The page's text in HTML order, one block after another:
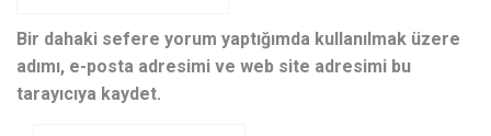
Bir dahaki sefere yorum yaptığımda kullanılmak üzere
adımı, e-posta adresimi ve web site adresimi bu
tarayıcıya kaydet.